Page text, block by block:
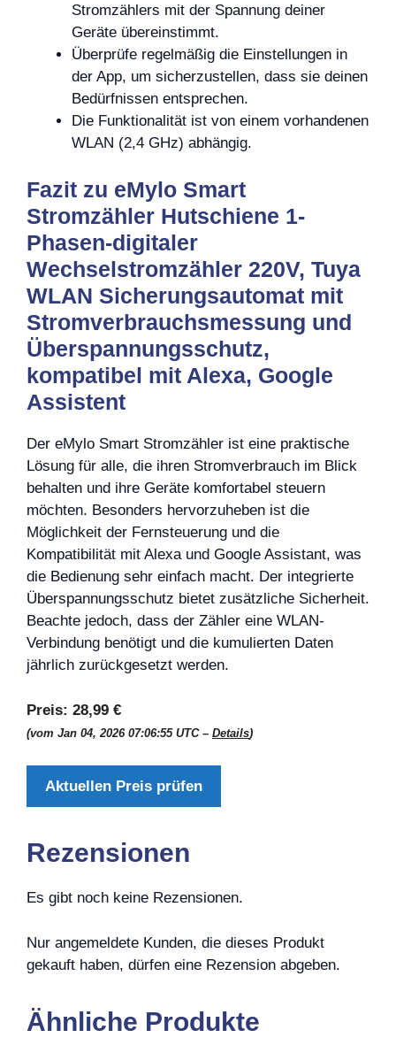
Stromzählers mit der Spannung deiner
Geräte übereinstimmt.
Überprüfe regelmäßig die Einstellungen in
der App, um sicherzustellen, dass sie deinen
Bedürfnissen entsprechen.
Die Funktionalität ist von einem vorhandenen
WLAN (2,4 GHz) abhängig.
Fazit zu eMylo Smart
Stromzähler Hutschiene 1-
Phasen-digitaler
Wechselstromzähler 220V, Tuya
WLAN Sicherungsautomat mit
Stromverbrauchsmessung und
Überspannungsschutz,
kompatibel mit Alexa, Google
Assistent
Der eMylo Smart Stromzähler ist eine praktische
Lösung für alle, die ihren Stromverbrauch im Blick
behalten und ihre Geräte komfortabel steuern
möchten. Besonders hervorzuheben ist die
Möglichkeit der Fernsteuerung und die
Kompatibilität mit Alexa und Google Assistant, was
die Bedienung sehr einfach macht. Der integrierte
Überspannungsschutz bietet zusätzliche Sicherheit.
Beachte jedoch, dass der Zähler eine WLAN-
Verbindung benötigt und die kumulierten Daten
jährlich zurückgesetzt werden.
Preis: 28,99 €
(vom Jan 04, 2026 07:06:55 UTC – Details)
Aktuellen Preis prüfen
Rezensionen
Es gibt noch keine Rezensionen.
Nur angemeldete Kunden, die dieses Produkt
gekauft haben, dürfen eine Rezension abgeben.
Ähnliche Produkte